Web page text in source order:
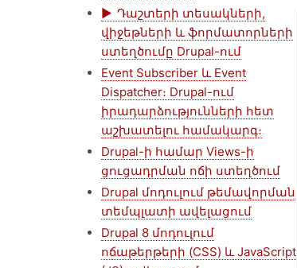
Դաշտերի տեսակների,
վիջեթների և ֆորմատորների
ստեղծումը Drupal-ում
Event Subscriber և Event
Dispatcher։ Drupal-ում
իրադարձությունների հետ
աշխատելու համակարգ։
Drupal-ի համար Views-ի
ցուցադրման ոճի ստեղծում
Drupal մոդուլում թեմավորման
տեմպլատի ավելացում
Drupal 8 մոդուլում
ոճաթերթերի (CSS) և JavaScript